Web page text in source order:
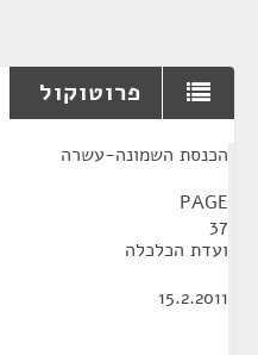
פרוטוקול
הכנסת השמונה-עשרה
PAGE
37
ועדת הכלכלה
15.2.2011